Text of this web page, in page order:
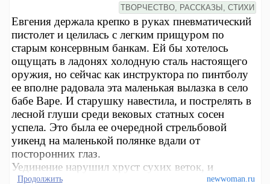
ТВОРЧЕСТВО, РАССКАЗЫ, СТИХИ
Евгения держала крепко в руках пневматический
пистолет и целилась с легким прищуром по
старым консервным банкам. Ей бы хотелось
ощущать в ладонях холодную сталь настоящего
оружия, но сейчас как инструктора по пинтболу
ее вполне радовала эта маленькая вылазка в село
бабе Варе. И старушку навестила, и пострелять в
лесной глуши среди вековых статных сосен
успела. Это была ее очередной стрельбовой
уикенд на маленькой полянке вдали от
посторонних глаз.
Уединение нарушил хруст сухих веток, и
Продолжить newwoman.ru